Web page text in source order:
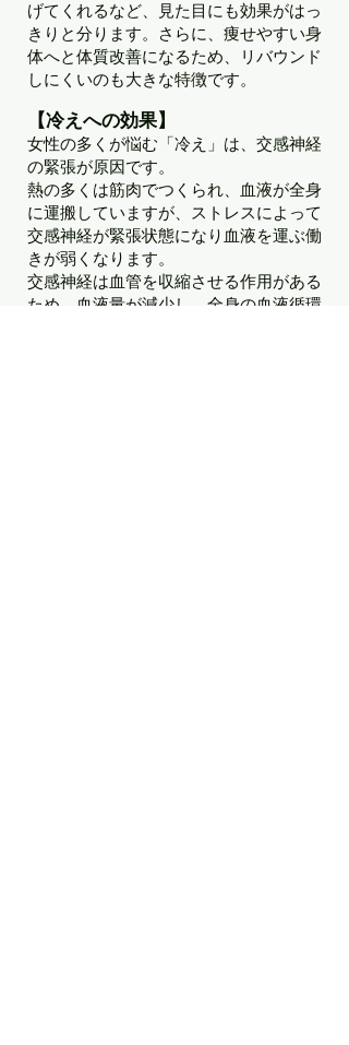
げてくれるなど、見た目にも効果がはっ
きりと分ります。さらに、痩せやすい身
体へと体質改善になるため、リバウンド
しにくいのも大きな特徴です。
【冷えへの効果】
女性の多くが悩む「冷え」は、交感神経
の緊張が原因です。
熱の多くは筋肉でつくられ、血液が全身
に運搬していますが、ストレスによって
交感神経が緊張状態になり血液を運ぶ働
きが弱くなります。
交感神経は血管を収縮させる作用がある
ため、血液量が減少し、全身の血液循環